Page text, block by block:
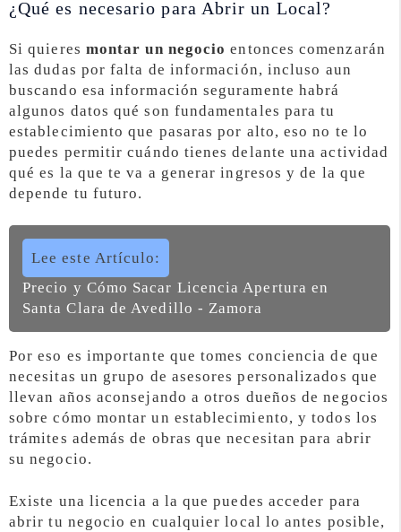
¿Qué es necesario para Abrir un Local?
Si quieres montar un negocio entonces comenzarán
las dudas por falta de información, incluso aun
buscando esa información seguramente habrá
algunos datos qué son fundamentales para tu
establecimiento que pasaras por alto, eso no te lo
puedes permitir cuándo tienes delante una actividad
qué es la que te va a generar ingresos y de la que
depende tu futuro.
Lee este Artículo:
Precio y Cómo Sacar Licencia Apertura en
Santa Clara de Avedillo - Zamora
Por eso es importante que tomes conciencia de que
necesitas un grupo de asesores personalizados que
llevan años aconsejando a otros dueños de negocios
sobre cómo montar un establecimiento, y todos los
trámites además de obras que necesitan para abrir
su negocio.
Existe una licencia a la que puedes acceder para
abrir tu negocio en cualquier local lo antes posible,